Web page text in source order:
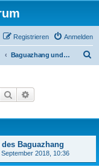
Anmelden
Registrieren
Baguazhang und das I Ging
Suche
Baguazhang
2018, 10:36